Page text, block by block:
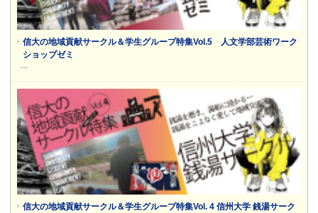
信大の地域貢献サークル＆学生グループ特集Vol.5 人文学部芸術ワーク
ショップゼミ
…
信大の地域貢献サークル＆学生グループ特集Vol. 4 信州大学 銭湯サーク